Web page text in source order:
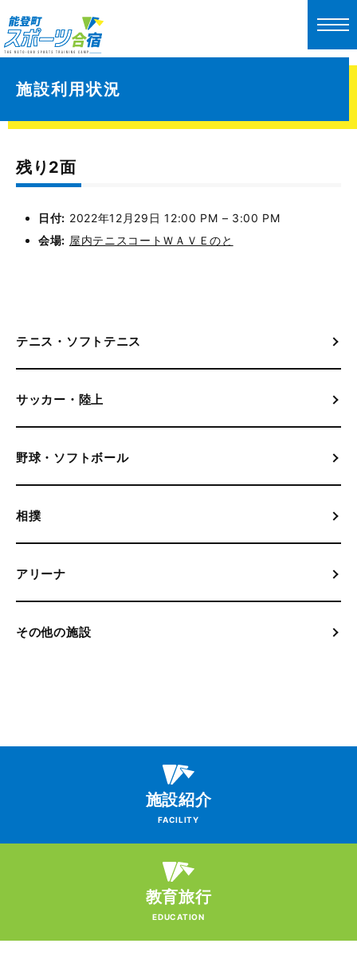
施設利用状況
残り2面
日付: 2022年12月29日 12:00 PM – 3:00 PM
会場: 屋内テニスコートＷＡＶＥのと
テニス・ソフトテニス
サッカー・陸上
野球・ソフトボール
相撲
アリーナ
その他の施設
施設紹介
FACILITY
教育旅行
EDUCATION